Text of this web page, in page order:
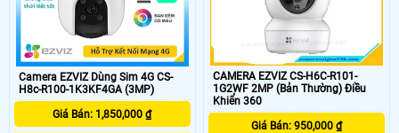
Camera EZVIZ Dùng Sim 4G CS-
H8c-R100-1K3KF4GA (3MP)
Giá Bán: 1,850,000 ₫
CAMERA EZVIZ CS-H6C-R101-
1G2WF 2MP (Bản Thường) Điều
Khiển 360
Giá Bán: 950,000 ₫